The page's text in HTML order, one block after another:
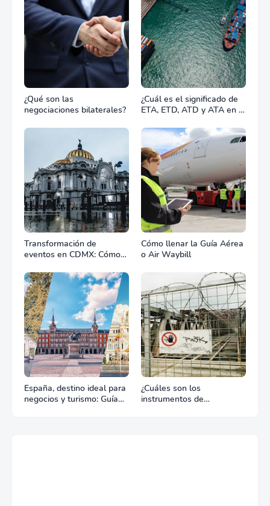
¿Qué son las
negociaciones bilaterales?
¿Cuál es el significado de
ETA, ETD, ATD y ATA en el
Transformación de
eventos en CDMX: Cómo
equipos define el éxito de
tu celebración
Cómo llenar la Guía Aérea
o Air Waybill
España, destino ideal para
negocios y turismo: Guía
¿Cuáles son los
instrumentos de